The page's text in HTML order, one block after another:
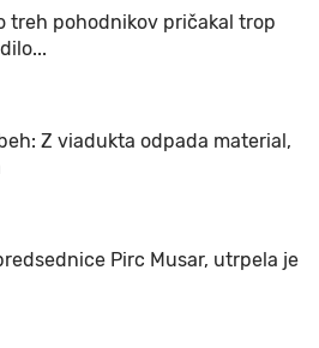
treh pohodnikov pričakal trop
Z viadukta odpada material,
Pirc Musar, utrpela je